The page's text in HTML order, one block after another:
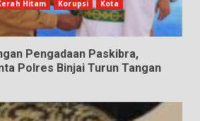
Hitam Korupsi
Kota
Pengadaan Paskibra,
Polres Binjai Turun Tangan